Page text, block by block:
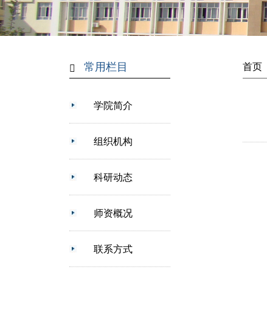
常用栏目
学院简介
组织机构
科研动态
师资概况
联系方式
首页